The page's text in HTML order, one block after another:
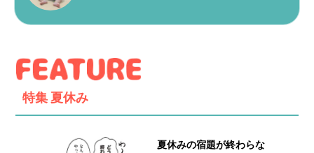
特集 夏休み
夏休みの宿題が終わらな